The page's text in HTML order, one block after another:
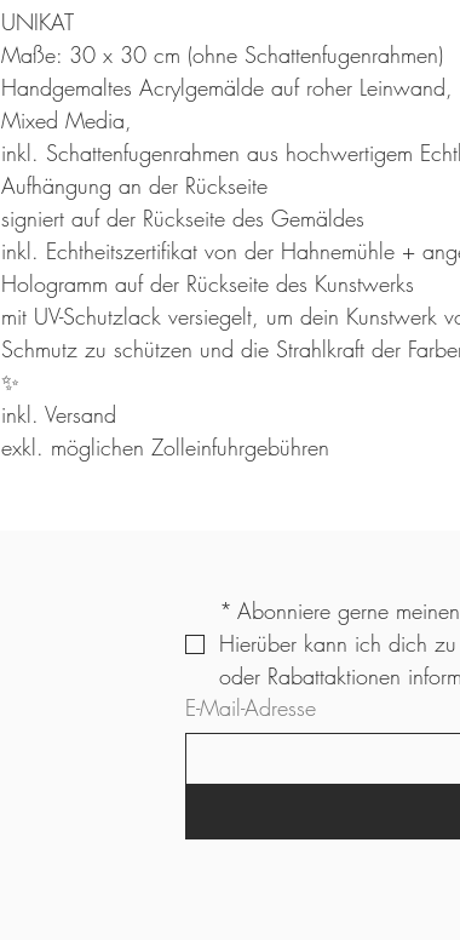
UNIKAT
Maße: 30 x 30 cm (ohne Schattenfugenrahmen)
Handgemaltes Acrylgemälde auf roher Leinwand,
Mixed Media,
inkl. Schattenfugenrahmen aus hochwertigem
Aufhängung an der Rückseite
signiert auf der Rückseite des Gemäldes
inkl. Echtheitszertifikat von der Hahnemühle +
Hologramm auf der Rückseite des Kunstwerks
mit UV-Schutzlack versiegelt, um dein Kunstwerk
Schmutz zu schützen und die Strahlkraft der
✨
inkl. Versand
exkl. möglichen Zolleinfuhrgebühren
* Abonniere gerne
Hierüber kann ich dich zu
E-Mail-Adresse